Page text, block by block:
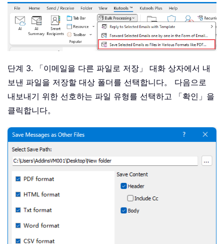
단계 3. 「이메일을 다른 파일로 저장」 대화 상자에서 내
보낸 파일을 저장할 대상 폴더를 선택합니다。 다음으로
내보내기 위한 선호하는 파일 유형를 선택하고 「확인」을
클릭합니다。